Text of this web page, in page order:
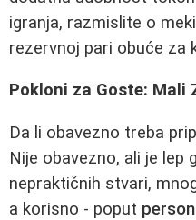
igranja, razmislite o
rezervnoj pari obuće za
Pokloni za Goste: Mali
Da li obavezno treba
Nije obavezno, ali je lep
nepraktičnih stvari,
a korisno - poput